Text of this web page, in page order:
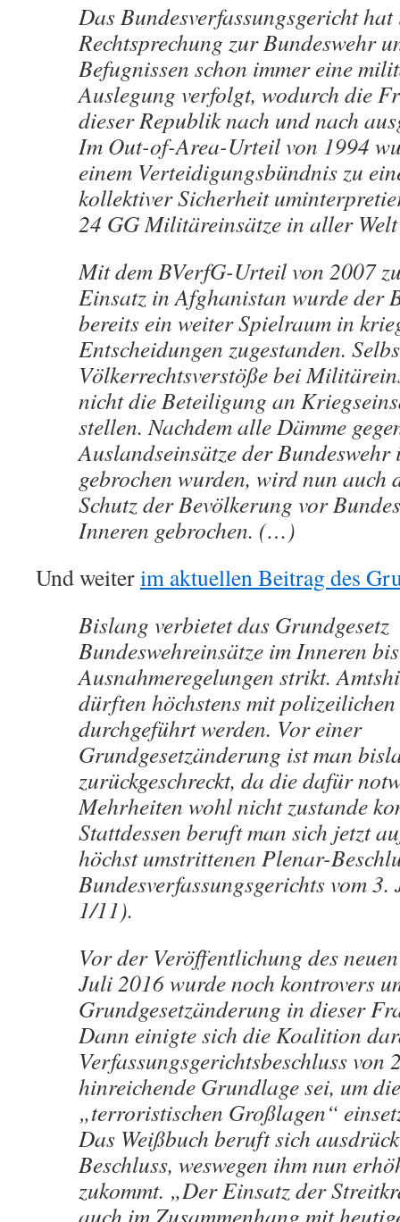
Das Bundesverfassungsgericht
Rechtsprechung zur Bundeswehr
Befugnissen schon immer eine
Auslegung verfolgt, wodurch die
dieser Republik nach und nach
Im Out-of-Area-Urteil von 1994
einem Verteidigungsbündnis zu
kollektiver Sicherheit
24 GG Militäreinsätze in aller
Mit dem BVerfG-Urteil von 2007
Einsatz in Afghanistan wurde der
bereits ein weiter Spielraum in
Entscheidungen zugestanden.
Völkerrechtsverstöße bei
nicht die Beteiligung an
stellen. Nachdem alle Dämme
Auslandseinsätze der
gebrochen wurden, wird nun auch
Schutz der Bevölkerung vor
Inneren gebrochen. (…)
Und weiterim aktuellen Beitrag des
Bislang verbietet das Grundgesetz
Bundeswehreinsätze im Inneren
Ausnahmeregelungen strikt.
dürften höchstens mit
durchgeführt werden. Vor einer
Grundgesetzänderung ist man
zurückgeschreckt, da die dafür
Mehrheiten wohl nicht zustande
Stattdessen beruft man sich jetzt
höchst umstrittenen Plenar-
Bundesverfassungsgerichts vom
1/11).
Vor der Veröffentlichung des
Juli 2016 wurde noch kontrovers
Grundgesetzänderung in dieser
Dann einigte sich die Koalition
Verfassungsgerichtsbeschluss von
hinreichende Grundlage sei, um
„terroristischen Großlagen“
Das Weißbuch beruft sich
Beschluss, weswegen ihm nun
zukommt. „Der Einsatz der
auch im Zusammenhang mit